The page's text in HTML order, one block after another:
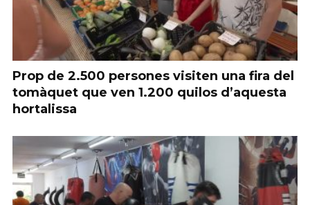
Prop de 2.500 persones visiten una fira del
tomàquet que ven 1.200 quilos d’aquesta
hortalissa